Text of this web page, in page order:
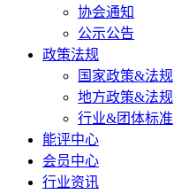
协会通知
公示公告
政策法规
国家政策&法规
地方政策&法规
行业&团体标准
能评中心
会员中心
行业资讯